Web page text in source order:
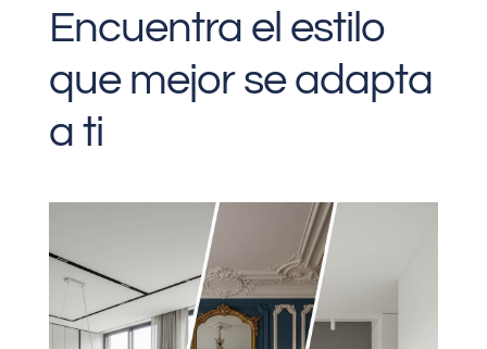
Encuentra el estilo
que mejor se adapta
a ti